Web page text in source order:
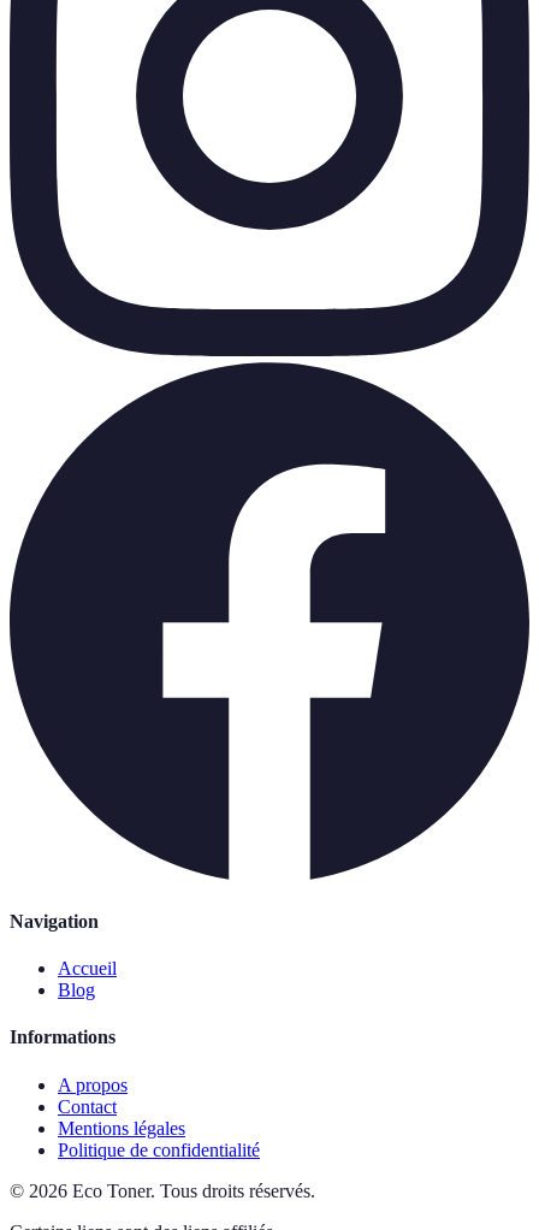
Navigation
Accueil
Blog
Informations
A propos
Contact
Mentions légales
Politique de confidentialité
© 2026 Eco Toner. Tous droits réservés.